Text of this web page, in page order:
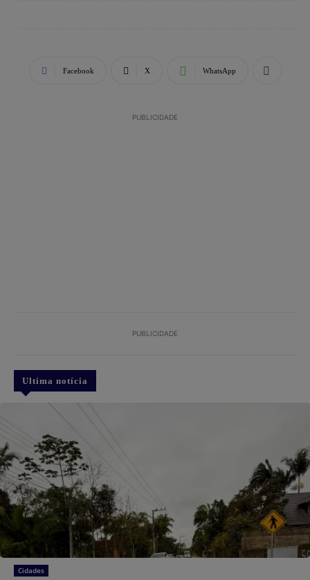
Facebook X WhatsApp
PUBLICIDADE
PUBLICIDADE
Ultima notícia
Cidades